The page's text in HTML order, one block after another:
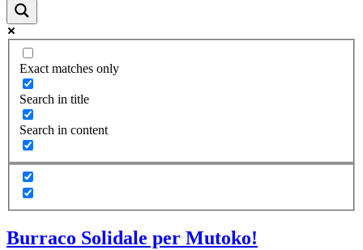
Exact matches only
Search in title
Search in content
Burraco Solidale per Mutoko!